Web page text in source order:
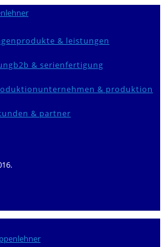
produkte & leistungen
b2b & serienfertigung
unternehmen & produktion
& partner